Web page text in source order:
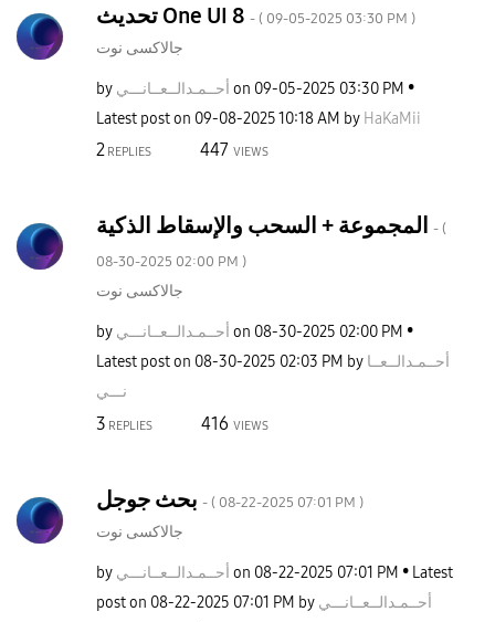
تحديث One UI 8 - ( ‎09-05-2025 03:30 PM )
جالاكسى نوت
by أحــمـدالــعــانـــي on ‎09-05-2025 03:30 PM
Latest post on ‎09-08-202510:18 AM by HaKaMii
2REPLIES 447 VIEWS
- (
‎08-30-2025 02:00 PM )
جالاكسى نوت
by أحــمـدالــعــانـــي on ‎08-30-2025 02:00 PM
Latest post on ‎08-30-2025 02:03 PM by أحــمـدالــعــا
نـــي
3 REPLIES 416 VIEWS
- ( ‎08-22-2025 07:01 PM )
جالاكسى نوت
by أحــمـدالــعــانـــي on ‎08-22-2025 07:01 PM
Latest
post on ‎08-22-2025 07:01 PM by أحــمـدالــعــانـــي